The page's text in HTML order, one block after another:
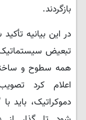
بازگردند.
در این بیانیه
تبعیض سیستماتیک
همه سطوح و
اعلام کرد
دموکراتیک، باید